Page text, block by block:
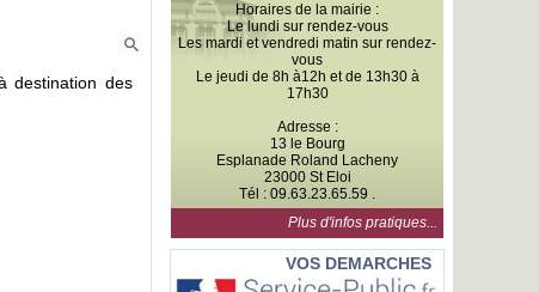
destination des
Horaires de la mairie :
Le lundi sur rendez-vous
Les mardi et vendredi matin sur rendez-
vous
Le jeudi de 8h à12h et de 13h30 à
17h30
Adresse :
13 le Bourg
Esplanade Roland Lacheny
23000 St Eloi
Tél : 09.63.23.65.59 .
Plus d'infos pratiques...
VOS DEMARCHES